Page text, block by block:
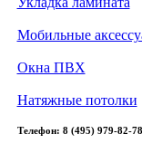
Мобильные
Окна ПВХ
Натяжные потолки
Телефон: 8 (495) 979-82-78